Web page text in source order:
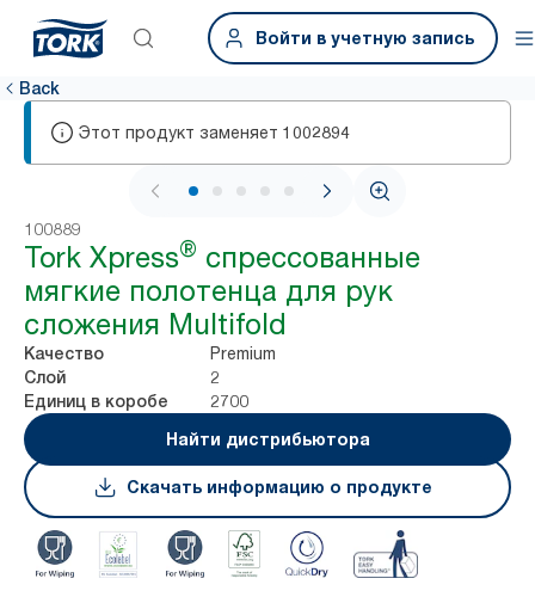
Войти в учетную запись
Back
Этот продукт заменяет 1002894
1 / 6
100889
Tork Xpress® спрессованные
мягкие полотенца для рук
сложения Multifold
Качество Premium
Слой 2
Единиц в коробе
2700
Найти дистрибьютора
Скачать информацию о продукте